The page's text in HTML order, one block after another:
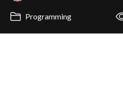
Programming